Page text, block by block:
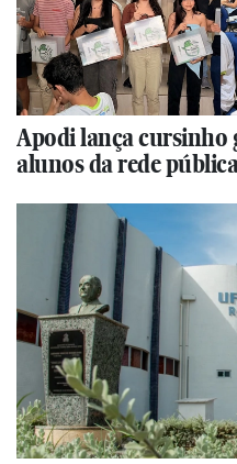
Apodi lança
alunos da rede